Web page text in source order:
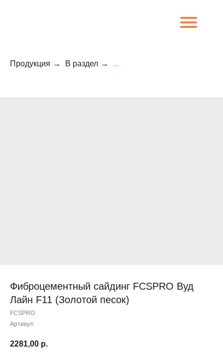
Продукция → В раздел → ...
Фиброцементный сайдинг FCSPRO Вуд
Лайн F11 (Золотой песок)
FCSPRO
Артикул:
2281,00 р.